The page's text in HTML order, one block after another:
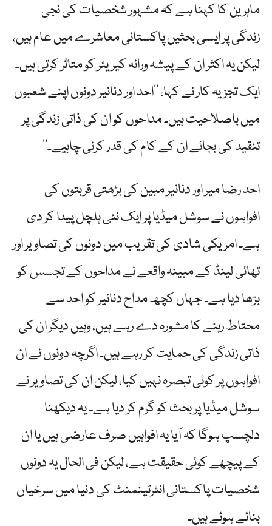
ماہرین کا کہنا ہے کہ مشہور شخصیات کی نجی
زندگی پر ایسی بحثیں پاکستانی معاشرے میں عام ہیں،
لیکن یہ اکثر ان کے پیشہ ورانہ کیریئر کو متاثر کرتی ہیں۔
ایک تجزیہ کار نے کہا، ’’احد اور دنانیر دونوں اپنے شعبوں
میں باصلاحیت ہیں۔ مداحوں کو ان کی ذاتی زندگی پر
تنقید کی بجائے ان کے کام کی قدر کرنی چاہیے۔‘‘
احد رضا میر اور دنانیر مبین کی بڑھتی قربتوں کی
افواہوں نے سوشل میڈیا پر ایک نئی ہلچل پیدا کر دی
ہے۔ امریکی شادی کی تقریب میں دونوں کی تصاویر اور
تھائی لینڈ کے مبینہ واقعے نے مداحوں کے تجسس کو
بڑھا دیا ہے۔ جہاں کچھ مداح دنانیر کو احد سے
محتاط رہنے کا مشورہ دے رہے ہیں، وہیں دیگر ان کی
ذاتی زندگی کی حمایت کر رہے ہیں۔ اگرچہ دونوں نے ان
افواہوں پر کوئی تبصرہ نہیں کیا، لیکن ان کی تصاویر نے
سوشل میڈیا پر بحث کو گرم کر دیا ہے۔ یہ دیکھنا
دلچسپ ہوگا کہ آیا یہ افواہیں صرف عارضی ہیں یا ان
کے پیچھے کوئی حقیقت ہے، لیکن فی الحال یہ دونوں
شخصیات پاکستانی انٹرٹینمنٹ کی دنیا میں سرخیاں
بنائے ہوئے ہیں۔